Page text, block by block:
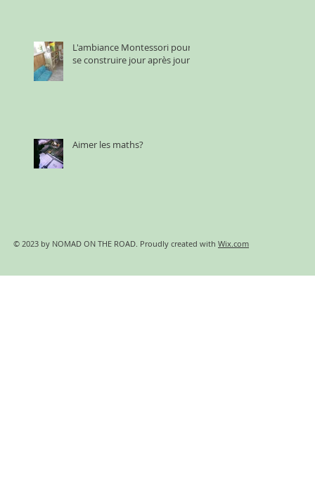
L'ambiance Montessori pour
se construire jour après jour.
Aimer les maths?
© 2023 by NOMAD ON THE ROAD. Proudly created with Wix.com